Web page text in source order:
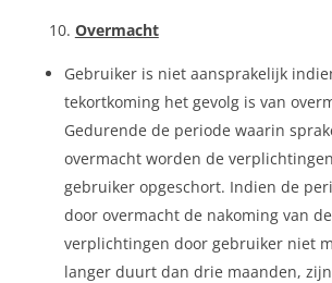
Overmacht
Gebruiker is niet aansprakelijk
tekortkoming het gevolg is van
Gedurende de periode waarin
overmacht worden de
gebruiker opgeschort. Indien de
door overmacht de nakoming van de
verplichtingen door gebruiker niet
langer duurt dan drie maanden,